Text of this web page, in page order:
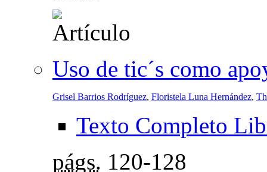
Uso de tic´s como
Grisel Barrios Rodríguez, Floristela Luna Hernández,
Texto Completo
págs. 120-128